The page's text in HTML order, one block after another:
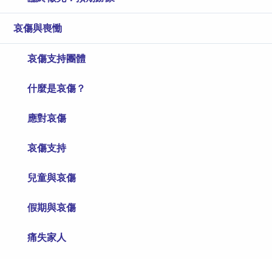
哀傷與喪慟
哀傷支持團體
什麼是哀傷？
應對哀傷
哀傷支持
兒童與哀傷
假期與哀傷
痛失家人